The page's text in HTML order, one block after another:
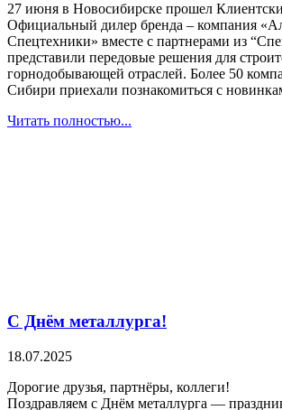
27 июня в Новосибирске прошел
Официальный дилер бренда – компания
Спецтехники» вместе с партнерами из
представили передовые решения для
горнодобывающей отраслей. Более 50
Сибири приехали познакомиться с
Читать полностью...
С Днём металлурга!
18.07.2025
Дорогие друзья, партнёры, коллеги!
Поздравляем с Днём металлурга —